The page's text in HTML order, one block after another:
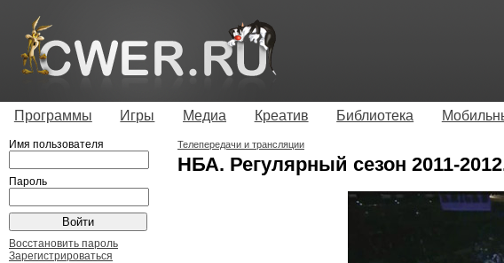
Программы Игры Медиа Креатив Библиотека
Телепередачи и трансляции
НБА. Регулярный сезон 2011-
Имя пользователя
Пароль
Восстановить пароль
Зарегистрироваться